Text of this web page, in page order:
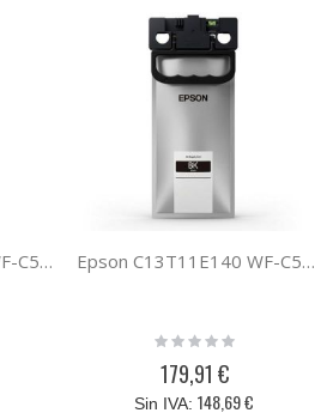
Epson C13T11C340 WF-C53XX/WF-C58XX SERIES L MAGENTA Epson C13T11E140 WF-C53XX / WF-C58XX XXL BLACK
Rating:
179,91 €
148,69 €